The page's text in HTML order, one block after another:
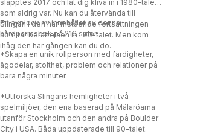
fyra avancerade och ikoniska maskiner från
Slingans värld. *Hacka din hemstad. En guide
till att skapa er egen spelmiljö till rollspelet.
Komplett med ett exempel i engelska
Norfolk Broads.
släpptes 2017 och lät dig kliva in i 1980-talet
som aldrig var. Nu kan du återvända till
Slingan i den här fristående fortsättningen
som tar berättelsen in i 90-talet. Men kom
ihåg den här gången kan du dö.
Ett axplock av innehållet av denna
hårdpärmsbok på 216 sidor:
*Skapa en unik rollperson med färdigheter,
ägodelar, stolthet, problem och relationer på
bara några minuter.
*Utforska Slingans hemligheter i två
spelmiljöer, den ena baserad på Mälaröarna
utanför Stockholm och den andra på Boulder
City i USA. Båda uppdaterade till 90-talet.